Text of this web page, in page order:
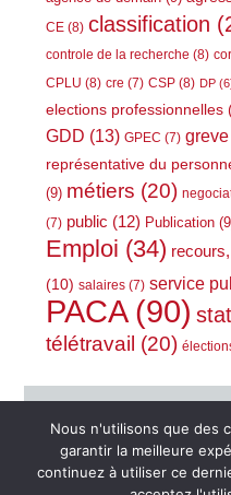
CE (8) classification
controle de la recherche (8)
CPLU (8) cre (7) CSP (8) DP
elections professionnelles
GDD (13) GPEC (7) greve
représentative du
(9) métiers (20)
(7) public (12) Publication
Emploi (34) recours,
(10) salaires (7) service
PACA(90)
télétravail (20)
Se connecter
Nous n'utilisons que des
garantir la meilleure
continuez à utiliser ce